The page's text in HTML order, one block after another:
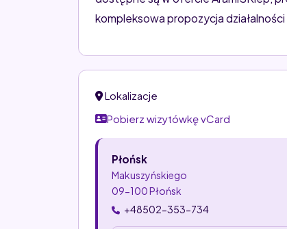
kompleksowa propozycja
Lokalizacje
Pobierz wizytówkę vCard
Płońsk
Makuszyńskiego
09-100 Płońsk
+48502-353-734